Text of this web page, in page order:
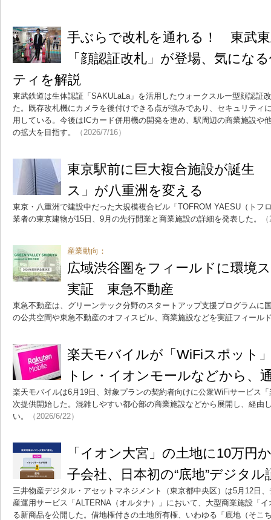
手ぶらで改札を通れる！ 東武
「顔認証改札」が登場、気にな
ティを解説
東武鉄道は生体認証「SAKULaLa」を活用したウォークスルー型顔認証
た。既存改札機にカメラを後付けできる点が強みであり、セキュリティ
用している。今後はICカード併用機の開発を進め、駅周辺の商業施設や
の拡大を目指す。
（2026/7/16）
東京駅前に巨大複合施設が誕生
ス」が八重洲を変える
東京・八重洲で建設中だった大規模複合ビル「TOFROM YAESU（ト
業者の東京建物が15日、9月の先行開業と商業施設の詳細を発表した。
産業動向：
広域渋谷圏をフィールドに環境
実証 東急不動産
東急不動産は、グリーンテック分野のスタートアップ支援プログラムに
の公共空間や東急不動産のオフィスビル、商業施設などを実証フィール
楽天モバイルが「WiFiスポット
トレ・イオンモールなどから、
楽天モバイルは6月19日、対象プランの契約者向けに公衆WiFiサービス
次提供開始した。混雑しやすい都心部の商業施設などから展開し、経由
い。
（2026/6/22）
「イオン大宮」の土地に10万
子会社、日本初の“底地”デジタル
三井物産デジタル・アセットマネジメント（東京都中央区）は5月12日
産運用サービス「ALTERNA（オルタナ）」において、大型商業施設「
る新商品を公開した。借地権付きの土地所有権、いわゆる「底地（そこ